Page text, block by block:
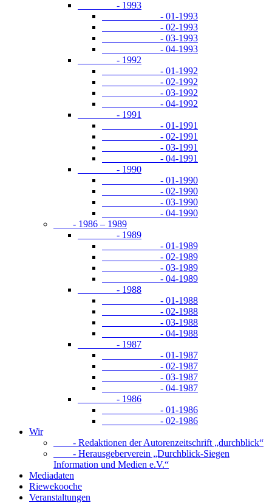
- 1993
- 01-1993
- 02-1993
- 03-1993
- 04-1993
- 1992
- 01-1992
- 02-1992
- 03-1992
- 04-1992
- 1991
- 01-1991
- 02-1991
- 03-1991
- 04-1991
- 1990
- 01-1990
- 02-1990
- 03-1990
- 04-1990
- 1986 – 1989
- 1989
- 01-1989
- 02-1989
- 03-1989
- 04-1989
- 1988
- 01-1988
- 02-1988
- 03-1988
- 04-1988
- 1987
- 01-1987
- 02-1987
- 03-1987
- 04-1987
- 1986
- 01-1986
- 02-1986
Wir
- Redaktionen der Autorenzeitschrift „durchblick“
- Herausgeberverein „Durchblick-Siegen
Information und Medien e.V.“
Mediadaten
Riewekooche
Veranstaltungen